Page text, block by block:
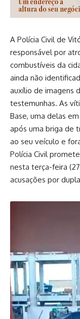
A Polícia Civil de
responsável por
combustíveis da
ainda não
auxílio de imagens
testemunhas. As
Base, uma delas
após uma briga de
ao seu veículo e
Polícia Civil
nesta terça-feira
acusações por